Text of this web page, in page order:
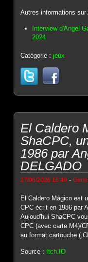
Autres informations sur
Interview d'Angel
2024
Catégorie :jeux
El Caldero
ShaCPC,
1986 par
DELGADO
27/06/2026 16:49 -
El Caldero Mágico est
CPC écrit en 1986 par
Aujoud'hui ShaCPC
CPC (avec carte M4)/
au format cartouche
Source : Itch.IO